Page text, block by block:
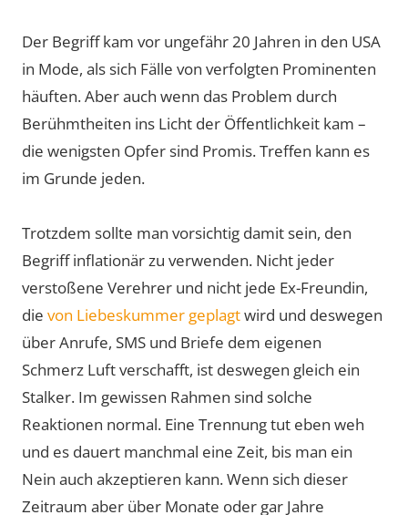
Der Begriff kam vor ungefähr 20 Jahren in den USA
in Mode, als sich Fälle von verfolgten Prominenten
häuften. Aber auch wenn das Problem durch
Berühmtheiten ins Licht der Öffentlichkeit kam –
die wenigsten Opfer sind Promis. Treffen kann es
im Grunde jeden.
Trotzdem sollte man vorsichtig damit sein, den
Begriff inflationär zu verwenden. Nicht jeder
verstoßene Verehrer und nicht jede Ex-Freundin,
die von Liebeskummer geplagtwird und deswegen
über Anrufe, SMS und Briefe dem eigenen
Schmerz Luft verschafft, ist deswegen gleich ein
Stalker. Im gewissen Rahmen sind solche
Reaktionen normal. Eine Trennung tut eben weh
und es dauert manchmal eine Zeit, bis man ein
Nein auch akzeptieren kann. Wenn sich dieser
Zeitraum aber über Monate oder gar Jahre